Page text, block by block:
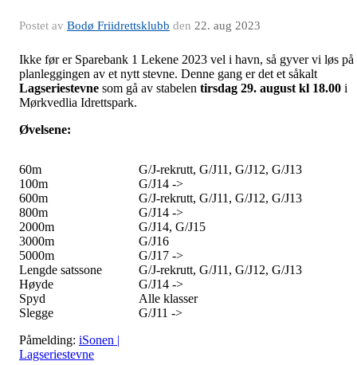
Postet av Bodø Friidrettsklubb den 22. aug 2023
Ikke før er Sparebank 1 Lekene 2023 vel i havn, så gyver vi løs på
planleggingen av et nytt stevne. Denne gang er det et såkalt
Lagseriestevne som gå av stabelen tirsdag 29. august kl 18.00 i
Mørkvedlia Idrettspark.
Øvelsene:
60m
100m
600m
800m
2000m
3000m
5000m
Lengde satssone
Høyde
Spyd
Slegge
Påmelding: iSonen |
Lagseriestevne
G/J-rekrutt, G/J11, G/J12, G/J13
G/J14 ->
G/J-rekrutt, G/J11, G/J12, G/J13
G/J14 ->
G/J14, G/J15
G/J16
G/J17 ->
G/J-rekrutt, G/J11, G/J12, G/J13
G/J14 ->
Alle klasser
G/J11 ->